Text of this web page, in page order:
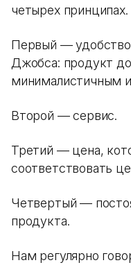
четырех принципах.
Первый —
Джобса: продукт
минималистичным
Второй — сервис.
Третий — цена,
соответствовать
Четвертый —
продукта.
Нам регулярно